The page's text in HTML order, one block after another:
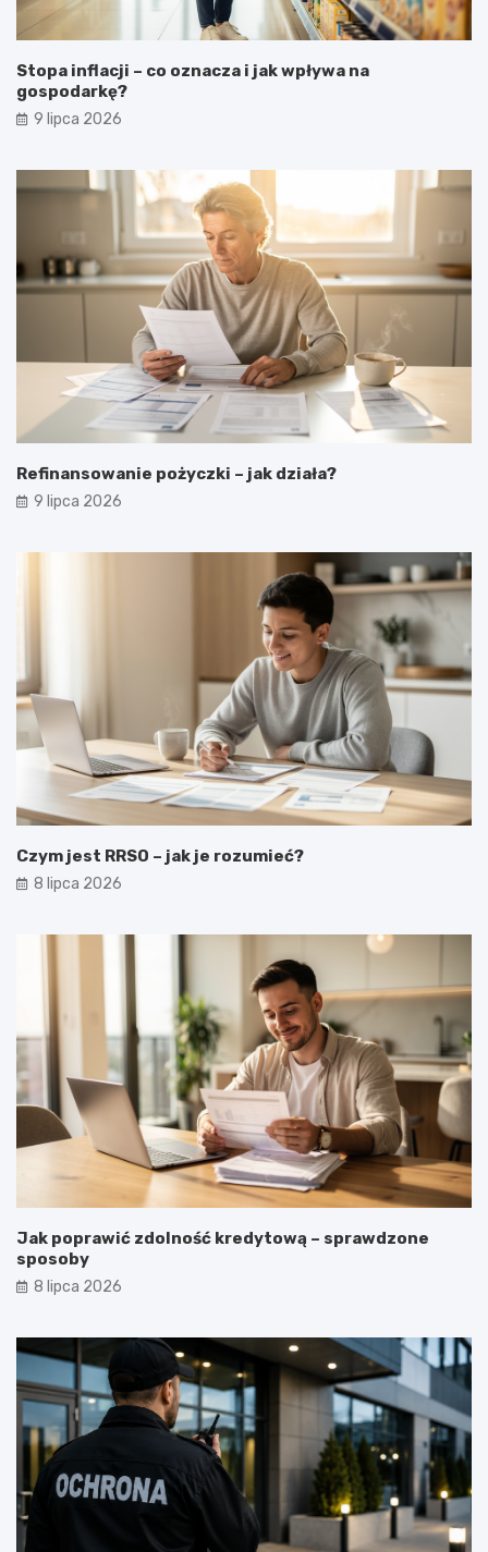
Stopa inflacji – co oznacza i jak wpływa na
gospodarkę?
9 lipca 2026
Refinansowanie pożyczki – jak działa?
9 lipca 2026
Czym jest RRSO – jak je rozumieć?
8 lipca 2026
Jak poprawić zdolność kredytową – sprawdzone
sposoby
8 lipca 2026